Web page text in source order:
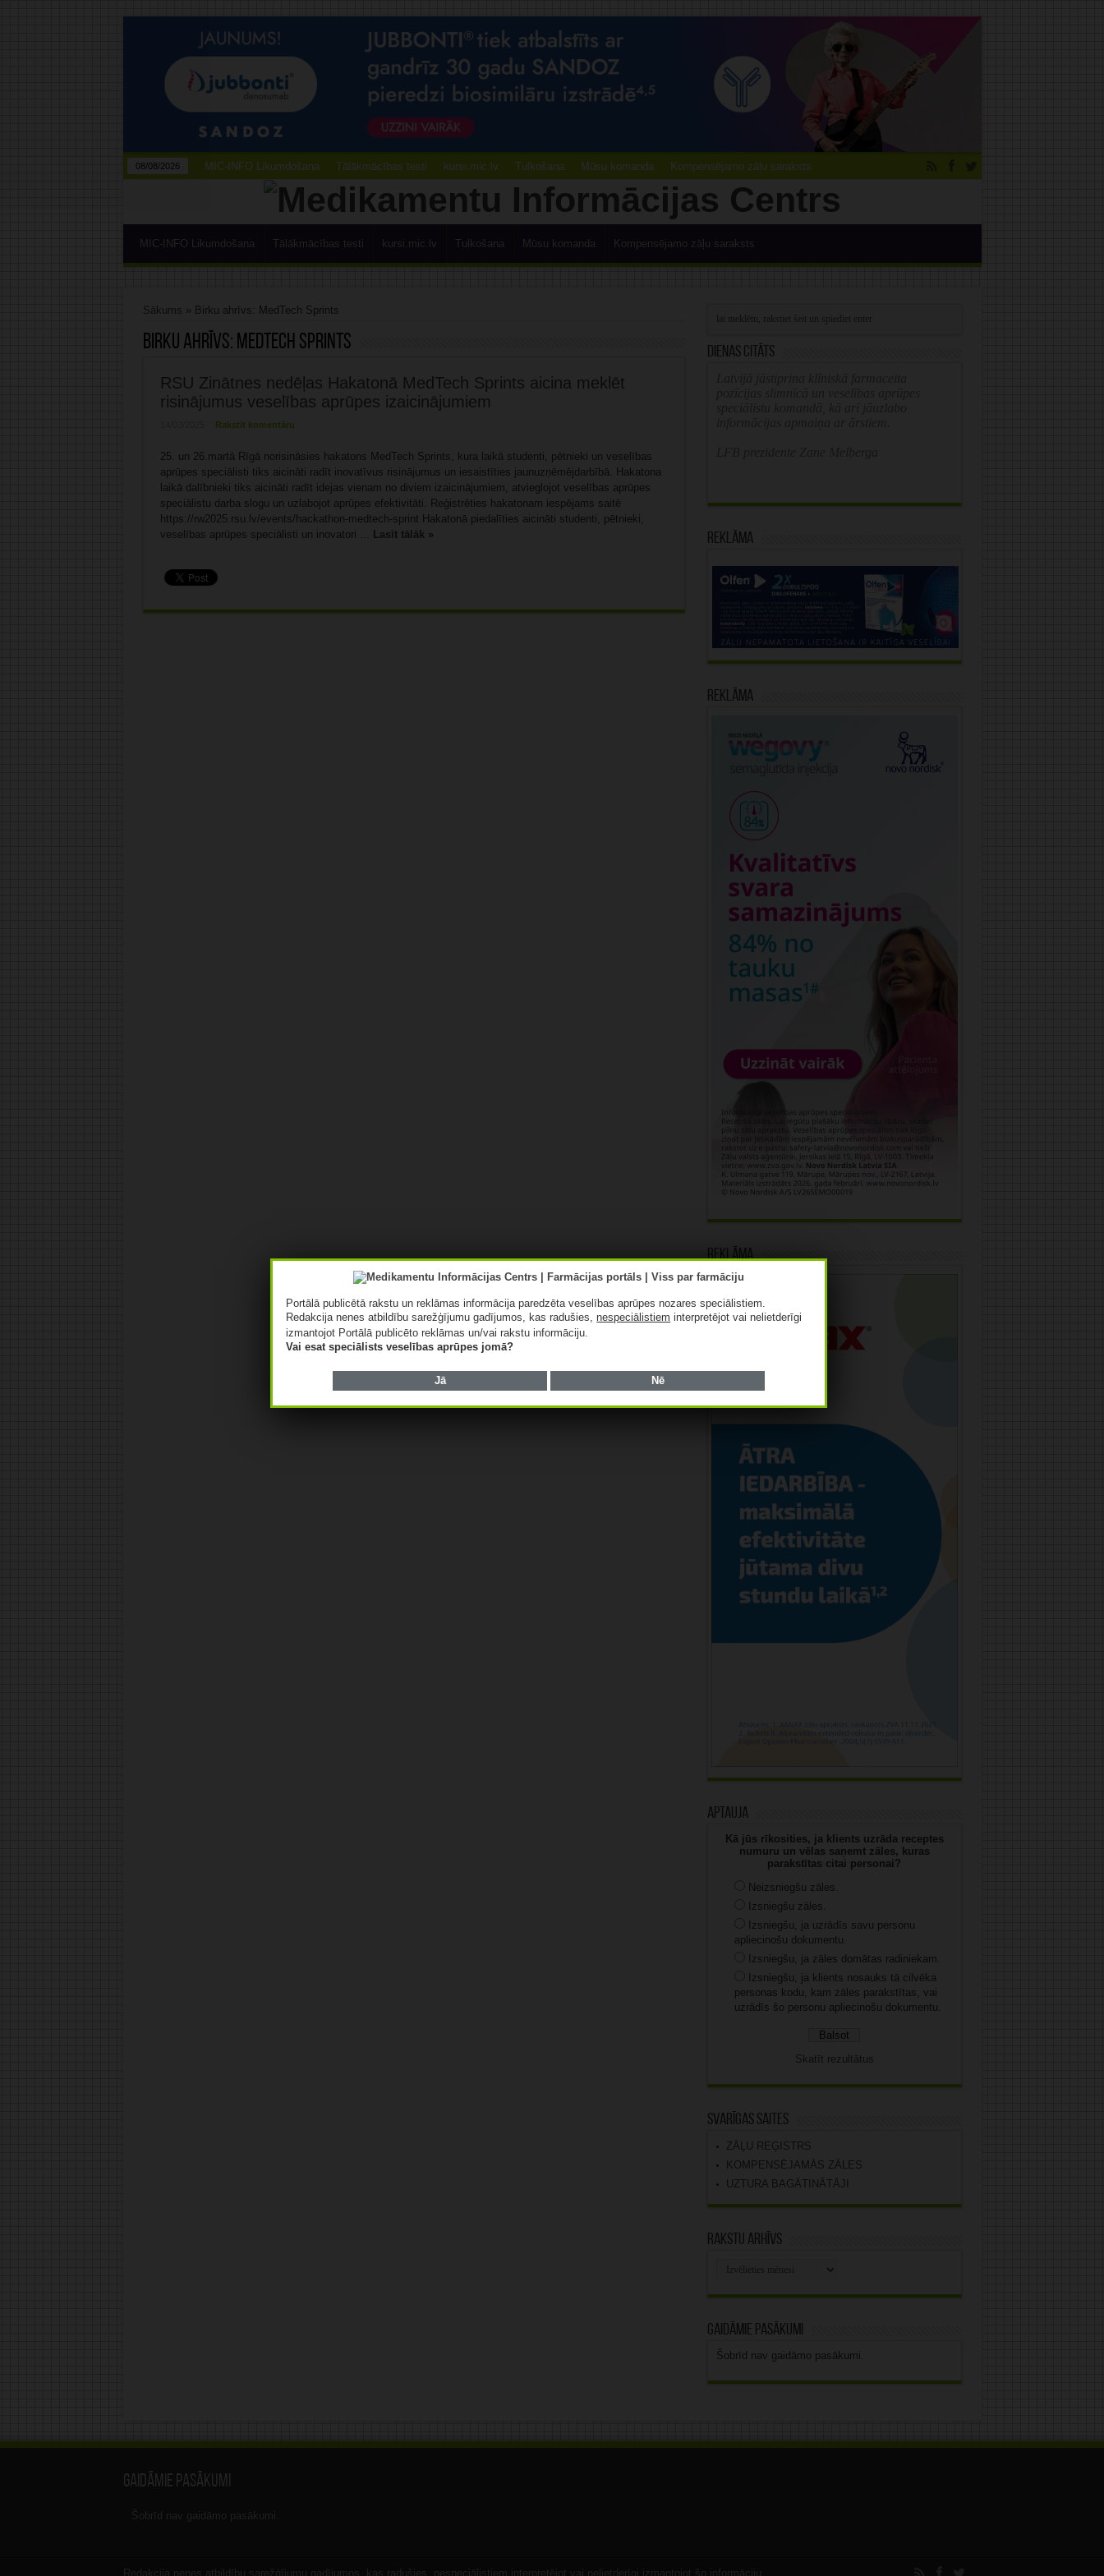
08/08/2026 MIC-INFO Likumdošana Tālākmācības testi kursi.mic.lv Tulkošana Mūsu komanda Kompensējamo zāļu saraksts
MIC-INFO Likumdošana Tālākmācības testi kursi.mic.lv Tulkošana Mūsu komanda Kompensējamo zāļu saraksts
Sākums » Birku ahrīvs: MedTech Sprints
Birku ahrīvs: MedTech Sprints
RSU Zinātnes nedēļas Hakatonā MedTech Sprints aicina meklēt
risinājumus veselības aprūpes izaicinājumiem
Rakstīt komentāru
25. un 26.martā Rīgā norisināsies hakatons MedTech Sprints, kura laikā studenti, pētnieki un veselības
aprūpes speciālisti tiks aicināti radīt inovatīvus risinājumus un iesaistīties jaunuzņēmējdarbībā. Hakatona
laikā dalībnieki tiks aicināti radīt idejas vienam no diviem izaicinājumiem, atvieglojot veselības aprūpes
speciālistu darba slogu un uzlabojot aprūpes efektivitāti. Reģistrēties hakatonam iespējams saitē
https://rw2025.rsu.lv/events/hackathon-medtech-sprint Hakatonā piedalīties aicināti studenti, pētnieki,
veselības aprūpes speciālisti un inovatori ... Lasīt tālāk »
Dienas citāts
Reklāma
Reklāma
Reklāma
Aptauja
Kā jūs rīkosities, ja klients uzrāda receptes
numuru un vēlas saņemt zāles, kuras
parakstītas citai personai?
Neizsniegšu zāles.
Izsniegšu zāles.
Izsniegšu, ja uzrādīs savu personu
apliecinošu dokumentu.
Izsniegšu, ja zāles domātas radiniekam.
Izsniegšu, ja klients nosauks tā cilvēka
personas kodu, kam zāles parakstītas, vai
uzrādīs šo personu apliecinošu dokumentu.
Skatīt rezultātus
Svarīgas saites
ZĀĻU REĢISTRS
KOMPENSĒJAMĀS ZĀLES
UZTURA BAGĀTINĀTĀJI
Rakstu arhīvs
Gaidāmie pasākumi
Šobrīd nav gaidāmo pasākumi.
Gaidāmie pasākumi
Šobrīd nav gaidāmo pasākumi.
Redakcija nenes atbildību sarežģījumu gadījumos, kas radušies, nespeciālistiem interpretējot vai nelietderīgi izmantojot šo informāciju.
Portālā publicētā rakstu un reklāmas informācija paredzēta veselības aprūpes nozares speciālistiem.
Redakcija nenes atbildību sarežģījumu gadījumos, kas radušies,nespeciālistiem interpretējot vai nelietderīgi
izmantojot Portālā publicēto reklāmas un/vai rakstu informāciju.
Vai esat speciālists veselības aprūpes jomā?
Jā Nē